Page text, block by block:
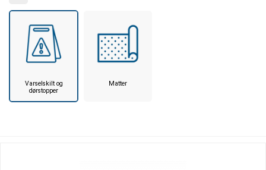
Varselskilt og
dørstopper
Matter